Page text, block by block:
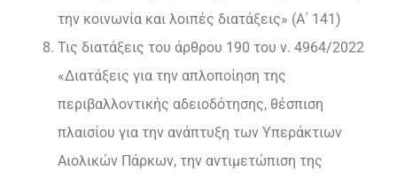
την κοινωνία και λοιπές διατάξεις» (Α΄ 141)
Τις διατάξεις του άρθρου 190 του ν. 4964/2022
«Διατάξεις για την απλοποίηση της
περιβαλλοντικής αδειοδότησης, θέσπιση
πλαισίου για την ανάπτυξη των Υπεράκτιων
Αιολικών Πάρκων, την αντιμετώπιση της